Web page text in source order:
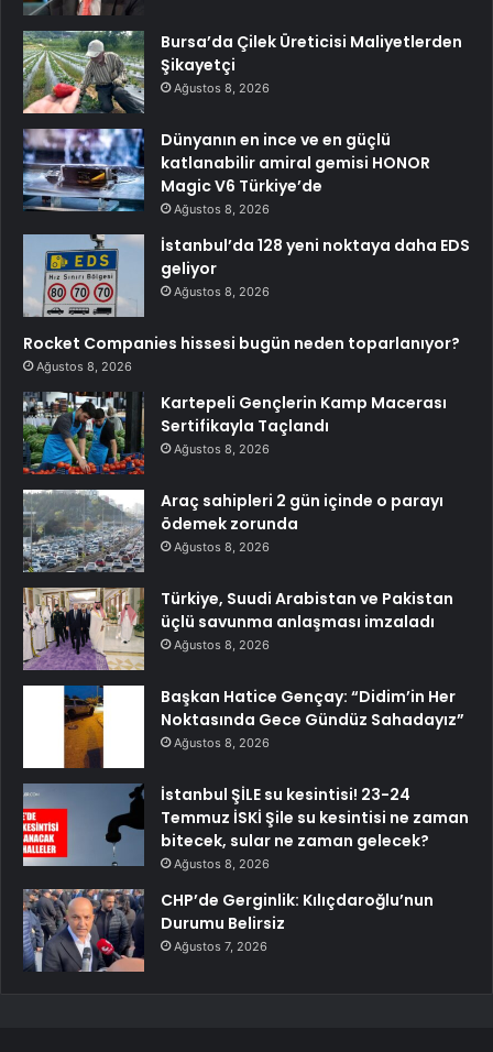
Bursa’da Çilek Üreticisi Maliyetlerden
Şikayetçi
Ağustos 8, 2026
Dünyanın en ince ve en güçlü
katlanabilir amiral gemisi HONOR
Magic V6 Türkiye’de
Ağustos 8, 2026
İstanbul’da 128 yeni noktaya daha EDS
geliyor
Ağustos 8, 2026
Rocket Companies hissesi bugün neden toparlanıyor?
Ağustos 8, 2026
Kartepeli Gençlerin Kamp Macerası
Sertifikayla Taçlandı
Ağustos 8, 2026
Araç sahipleri 2 gün içinde o parayı
ödemek zorunda
Ağustos 8, 2026
Türkiye, Suudi Arabistan ve Pakistan
üçlü savunma anlaşması imzaladı
Ağustos 8, 2026
Başkan Hatice Gençay: “Didim’in Her
Noktasında Gece Gündüz Sahadayız”
Ağustos 8, 2026
İstanbul ŞİLE su kesintisi! 23-24
Temmuz İSKİ Şile su kesintisi ne zaman
bitecek, sular ne zaman gelecek?
Ağustos 8, 2026
CHP’de Gerginlik: Kılıçdaroğlu’nun
Durumu Belirsiz
Ağustos 7, 2026